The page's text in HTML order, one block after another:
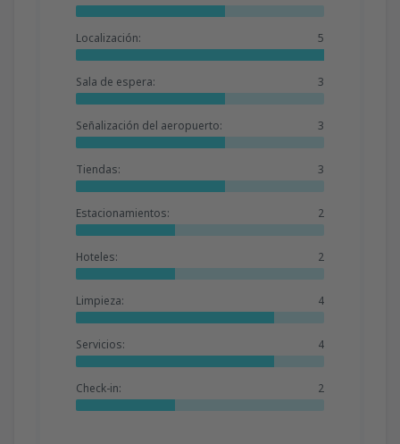
Localización: 5
Sala de espera: 3
Señalización del aeropuerto: 3
Tiendas: 3
Estacionamientos: 2
Hoteles: 2
Limpieza: 4
Servicios: 4
Check-in: 2